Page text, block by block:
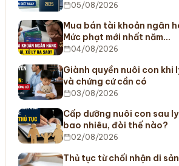
05/08/2026
Mua bán tài khoản ngân
Mức phạt mới nhất năm…
04/08/2026
Giành quyền nuôi con khi
và chứng cứ cần có
03/08/2026
Cấp dưỡng nuôi con sau
bao nhiêu, đòi thế nào?
02/08/2026
Thủ tục từ chối nhận di